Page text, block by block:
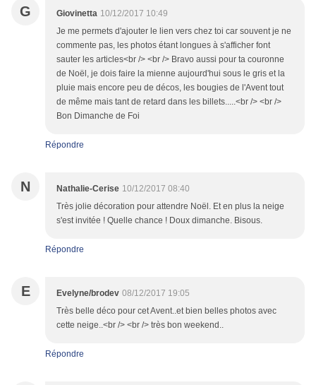
G Giovinetta 10/12/2017 10:49
Je me permets d'ajouter le lien vers chez toi car souvent je ne
commente pas, les photos étant longues à s'afficher font
sauter les articles<br /> <br /> Bravo aussi pour ta couronne
de Noël, je dois faire la mienne aujourd'hui sous le gris et la
pluie mais encore peu de décos, les bougies de l'Avent tout
de même mais tant de retard dans les billets.....<br /> <br />
Bon Dimanche de Foi
Répondre
N Nathalie-Cerise 10/12/2017 08:40
Très jolie décoration pour attendre Noël. Et en plus la neige
s'est invitée ! Quelle chance ! Doux dimanche. Bisous.
Répondre
E Evelyne/brodev 08/12/2017 19:05
Très belle déco pour cet Avent..et bien belles photos avec
cette neige..<br /> <br /> très bon weekend..
Répondre